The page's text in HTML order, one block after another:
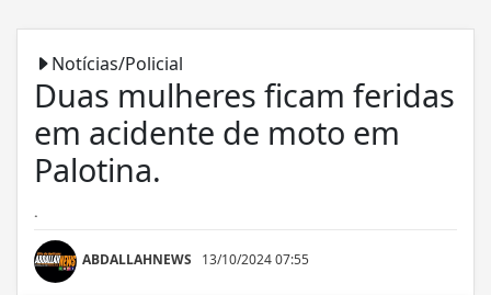
Notícias/Policial
Duas mulheres ficam feridas
em acidente de moto em
Palotina.
.
ABDALLAHNEWS 13/10/2024 07:55